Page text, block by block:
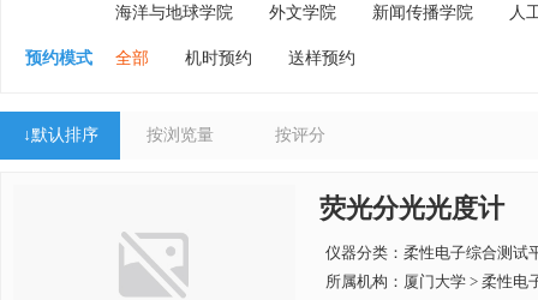
海洋与地球学院
外文学院 新闻传播学院 人
预约模式 全部 机时预约 送样预约
↓默认排序 按浏览量 按评分
荧光分光光度计
仪器分类：柔性电子综合测试
所属机构： 厦门大学 > 柔性电